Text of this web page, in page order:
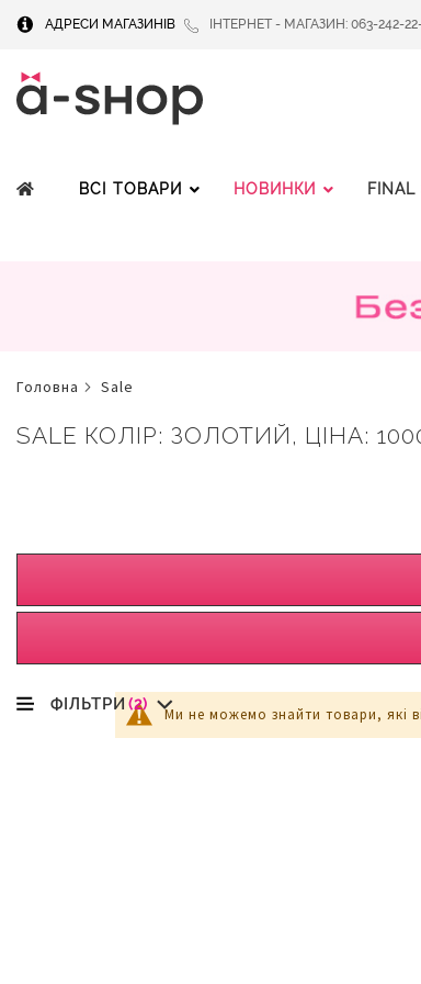
АДРЕСИ МАГАЗИНІВ ІНТЕРНЕТ - МАГАЗИН: 063-242-
ВСІ ТОВАРИ НОВИНКИ FINAL
головна sale
SALE КОЛІР: ЗОЛОТИЙ, ЦІНА:
Ми не можемо знайти товари, які
ФІЛЬТРИ (2)